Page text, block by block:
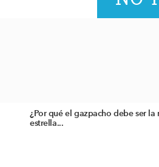
¿Por qué el gazpacho debe ser la
estrella...